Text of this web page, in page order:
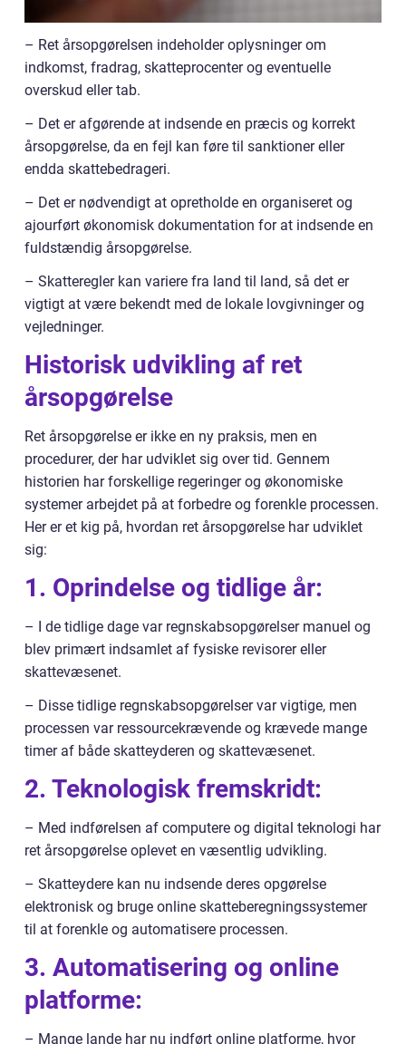
– Ret årsopgørelsen indeholder oplysninger om
indkomst, fradrag, skatteprocenter og eventuelle
overskud eller tab.
– Det er afgørende at indsende en præcis og korrekt
årsopgørelse, da en fejl kan føre til sanktioner eller
endda skattebedrageri.
– Det er nødvendigt at opretholde en organiseret og
ajourført økonomisk dokumentation for at indsende en
fuldstændig årsopgørelse.
– Skatteregler kan variere fra land til land, så det er
vigtigt at være bekendt med de lokale lovgivninger og
vejledninger.
Historisk udvikling af ret
årsopgørelse
Ret årsopgørelse er ikke en ny praksis, men en
procedurer, der har udviklet sig over tid. Gennem
historien har forskellige regeringer og økonomiske
systemer arbejdet på at forbedre og forenkle processen.
Her er et kig på, hvordan ret årsopgørelse har udviklet
sig:
1. Oprindelse og tidlige år:
– I de tidlige dage var regnskabsopgørelser manuel og
blev primært indsamlet af fysiske revisorer eller
skattevæsenet.
– Disse tidlige regnskabsopgørelser var vigtige, men
processen var ressourcekrævende og krævede mange
timer af både skatteyderen og skattevæsenet.
2. Teknologisk fremskridt:
– Med indførelsen af computere og digital teknologi har
ret årsopgørelse oplevet en væsentlig udvikling.
– Skatteydere kan nu indsende deres opgørelse
elektronisk og bruge online skatteberegningssystemer
til at forenkle og automatisere processen.
3. Automatisering og online
platforme:
– Mange lande har nu indført online platforme, hvor